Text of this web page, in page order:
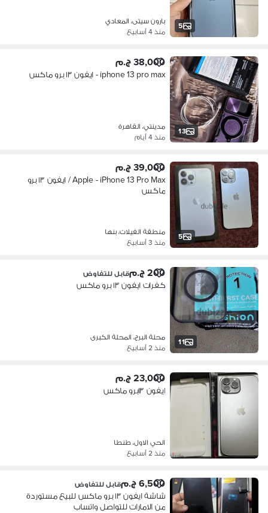
5
بارون سيتى، المعادي
منذ 4 أسابيع
13
38,000 ج.م
iphone 13 pro max - ايفون ١٣ برو ماكس
مدينتي، القاهرة
منذ 4 أيام
5
39,000 ج.م
Apple - iPhone 13 Pro Max / ايفون ١٣ برو
ماكس
منطقة الفيلات، بنها
منذ 3 أسابيع
11
200 ج.م قابل للتفاوض
كفرات ايفون ١٣ برو ماكس
محلة البرج، المحلة الكبرى
منذ 2 أسابيع
23,000 ج.م
ايفون ١٣برو ماكس
الحي الاول، طنطا
منذ 2 أسابيع
6,500 ج.م قابل للتفاوض
شاشة ايفون ١٣ برو ماكس للبيع مستوردة
من الامارات للتواصل واتساب